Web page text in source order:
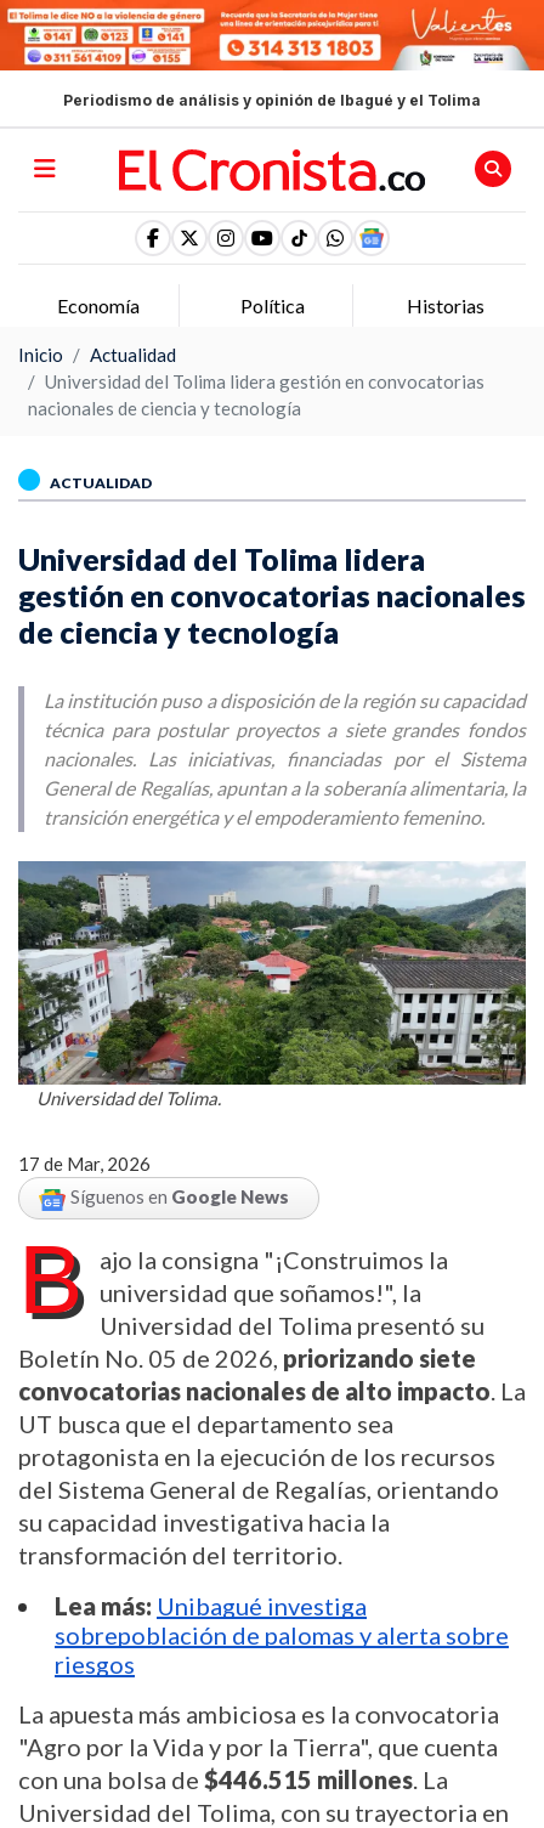
Periodismo de análisis y opinión de Ibagué y el Tolima
Economía Política Historias
Inicio
Actualidad
Universidad del Tolima lidera gestión en convocatorias
nacionales de ciencia y tecnología
ACTUALIDAD
Universidad del Tolima lidera
gestión en convocatorias nacionales
de ciencia y tecnología
La institución puso a disposición de la región su capacidad
técnica para postular proyectos a siete grandes fondos
nacionales. Las iniciativas, financiadas por el Sistema
General de Regalías, apuntan a la soberanía alimentaria, la
transición energética y el empoderamiento femenino.
Universidad del Tolima.
17 de Mar, 2026
Síguenos en Google News
B
ajo la consigna "¡Construimos la
universidad que soñamos!", la
Universidad del Tolima presentó su
Boletín No. 05 de 2026, priorizando siete
convocatorias nacionales de alto impacto . La
UT busca que el departamento sea
protagonista en la ejecución de los recursos
del Sistema General de Regalías, orientando
su capacidad investigativa hacia la
transformación del territorio.
Lea más: Unibagué investiga
sobrepoblación de palomas y alerta sobre
riesgos
La apuesta más ambiciosa es la convocatoria
"Agro por la Vida y por la Tierra", que cuenta
con una bolsa de $446.515 millones . La
Universidad del Tolima, con su trayectoria en